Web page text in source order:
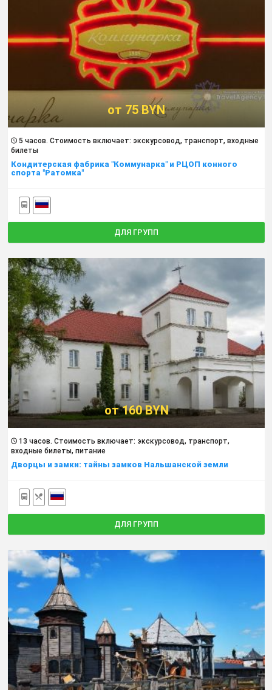
от 75 BYN
5 часов. Cтоимость включает: экскурсовод, транспорт, входные
билеты
Кондитерская фабрика "Коммунарка" и РЦОП конного
спорта "Ратомка"
ДЛЯ ГРУПП
от 160 BYN
13 часов. Cтоимость включает: экскурсовод, транспорт,
входные билеты, питание
Дворцы и замки: тайны замков Нальшанской земли
ДЛЯ ГРУПП